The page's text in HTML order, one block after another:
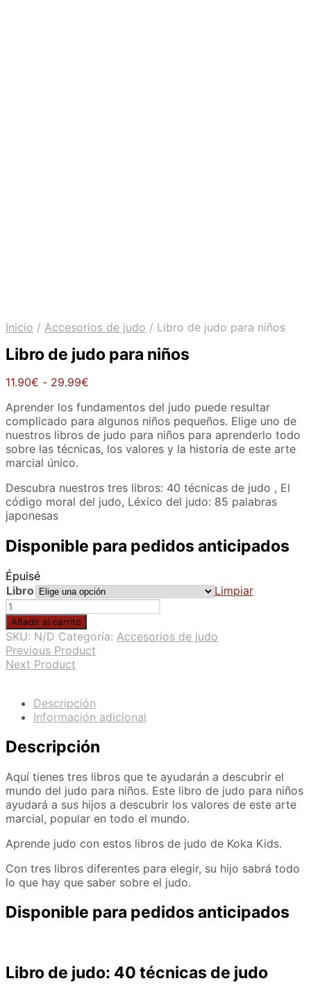
Inicio / Accesorios de judo / Libro de judo para niños
Libro de judo para niños
11.90€ - 29.99€
precios:
desde
11.90€
hasta
Aprender los fundamentos del judo puede resultar
complicado para algunos niños pequeños. Elige uno de
nuestros libros de judo para niños para aprenderlo todo
sobre las técnicas, los valores y la historia de este arte
marcial único.
Descubra nuestros tres libros: 40 técnicas de judo , El
código moral del judo, Léxico del judo: 85 palabras
japonesas
Disponible para pedidos anticipados
Épuisé
Libro
Limpiar
Libro
de
judo
para
niños
cantidad
Añadir al carrito
SKU: N/D Categoría: Accesorios de judo
Previous Product
Next Product
Descripción
Información adicional
Descripción
Aquí tienes tres libros que te ayudarán a descubrir el
mundo del judo para niños. Este libro de judo para niños
ayudará a sus hijos a descubrir los valores de este arte
marcial, popular en todo el mundo.
Aprende judo con estos libros de judo de Koka Kids.
Con tres libros diferentes para elegir, su hijo sabrá todo
lo que hay que saber sobre el judo.
Disponible para pedidos anticipados
Libro de judo: 40 técnicas de judo